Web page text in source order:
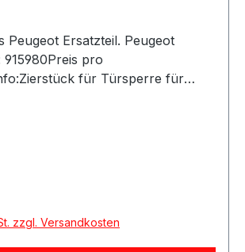
Peugeot Ersatzteil. Peugeot
915980Preis pro
für Türsperre für
zzgl. Versandkosten